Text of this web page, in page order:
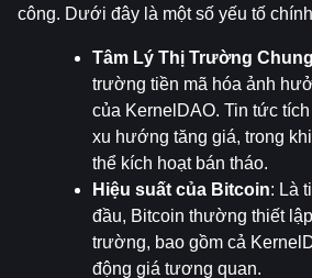
công. Dưới đây là một số yếu tố
Tâm Lý Thị Trường Chung
trường tiền mã hóa ảnh
của KernelDAO. Tin tức
xu hướng tăng giá, trong
thể kích hoạt bán tháo.
Hiệu suất của Bitcoin: Là
đầu, Bitcoin thường thiết
trường, bao gồm cả
động giá tương quan.